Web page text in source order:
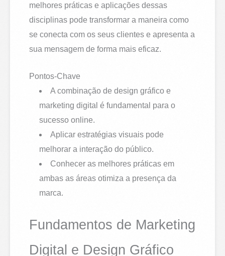
melhores práticas e aplicações dessas
disciplinas pode transformar a maneira como
se conecta com os seus clientes e apresenta a
sua mensagem de forma mais eficaz.
Pontos-Chave
A combinação de design gráfico e
marketing digital é fundamental para o
sucesso online.
Aplicar estratégias visuais pode
melhorar a interação do público.
Conhecer as melhores práticas em
ambas as áreas otimiza a presença da
marca.
Fundamentos de Marketing
Digital e Design Gráfico